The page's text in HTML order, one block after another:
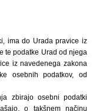
ima do Urada pravice iz
te podatke Urad od njega
iz navedenega zakona
osebnih podatkov, od
zbirajo osebni podatki
o takšnem načinu